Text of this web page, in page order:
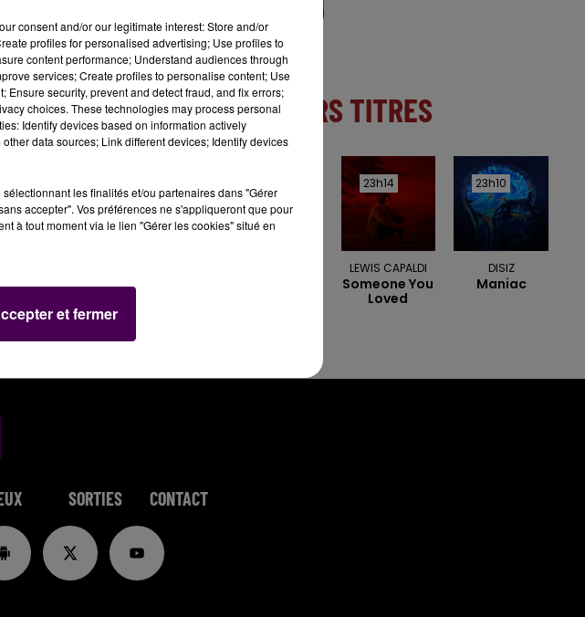
DERNIERS TITRES
23h14
23h14
LEWIS CAPALDI
Someone You
Loved
23h10
23h10
DISIZ
Maniac
SORTIES CONTACT
consent and/or our legitimate interest: Store and/or
profiles for personalised advertising; Use profiles to
content performance; Understand audiences through
services; Create profiles to personalise content; Use
security, prevent and detect fraud, and fix errors;
choices. These technologies may process personal
Identify devices based on information actively
data sources; Link different devices; Identify devices
les finalités et/ou partenaires dans "Gérer
accepter". Vos préférences ne s'appliqueront que pour
à tout moment via le lien "Gérer les cookies" situé en
et fermer